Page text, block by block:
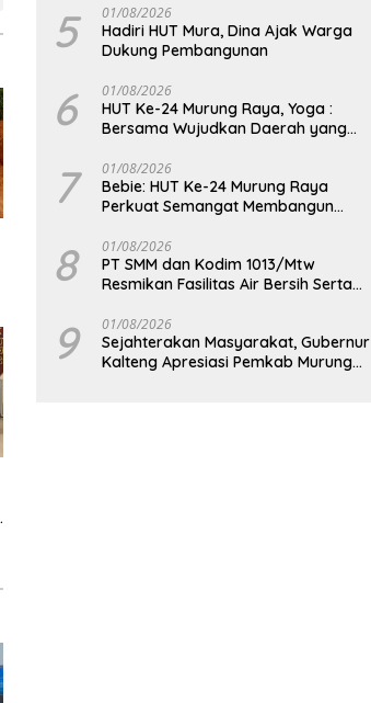
yang Lebih Besar
5 01/08/2026
Hadiri HUT Mura, Dina Ajak Warga
Dukung Pembangunan
6 01/08/2026
HUT Ke-24 Murung Raya, Yoga :
Bersama Wujudkan Daerah yang
7 01/08/2026
Bebie: HUT Ke-24 Murung Raya
Perkuat Semangat Membangun
8 01/08/2026
PT SMM dan Kodim 1013/Mtw
Resmikan Fasilitas Air Bersih Serta
Masyarakat
9 01/08/2026
Sejahterakan Masyarakat, Gubernur
Kalteng Apresiasi Pemkab Murung